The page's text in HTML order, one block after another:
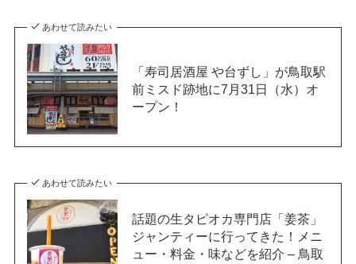
あわせて読みたい
「寿司居酒屋 や台ずし」が鳥取駅
前ミスド跡地に7月31日（水）オ
ープン！
あわせて読みたい
話題の生タピオカ専門店「姜茶」
ジャンティーに行ってきた！メニ
ュー・料金・味などを紹介 – 鳥取